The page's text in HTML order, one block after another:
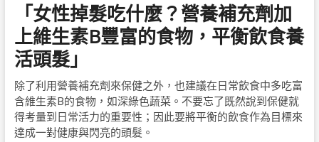
「女性掉髮吃什麼？營養補充劑加
上維生素B豐富的食物，平衡飲食養
活頭髮」
除了利用營養補充劑來保健之外，也建議在日常飲食中多吃富
含維生素B的食物，如深綠色蔬菜。不要忘了既然說到保健就
得考量到日常活力的重要性；因此要將平衡的飲食作為目標來
達成一對健康與閃亮的頭髮。